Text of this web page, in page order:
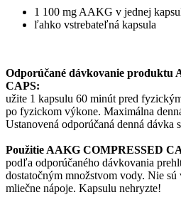
1 100 mg AAKG v jednej
ľahko vstrebateľná kapsula
Odporúčané dávkovanie produktu
CAPS:
užite 1 kapsulu 60 minút pred
po fyzickom výkone. Maximálna
Ustanovená odporúčaná denná dávka
Použitie AAKG COMPRESSED
podľa odporúčaného dávkovania
dostatočným množstvom vody. Nie
mliečne nápoje. Kapsulu nehryzte!